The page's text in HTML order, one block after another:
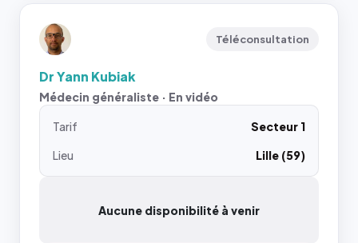
Téléconsultation
Dr Yann Kubiak
Médecin généraliste · En vidéo
Tarif
Secteur 1
Lieu
Lille (59)
Aucune disponibilité à venir